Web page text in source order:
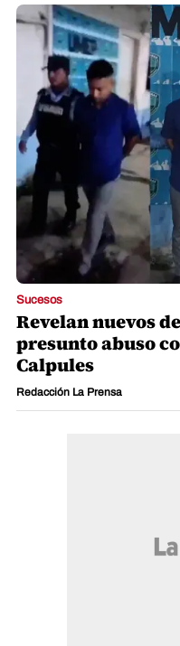
Sucesos
Revelan nuevos
presunto abuso
Calpules
Redacción La Prensa